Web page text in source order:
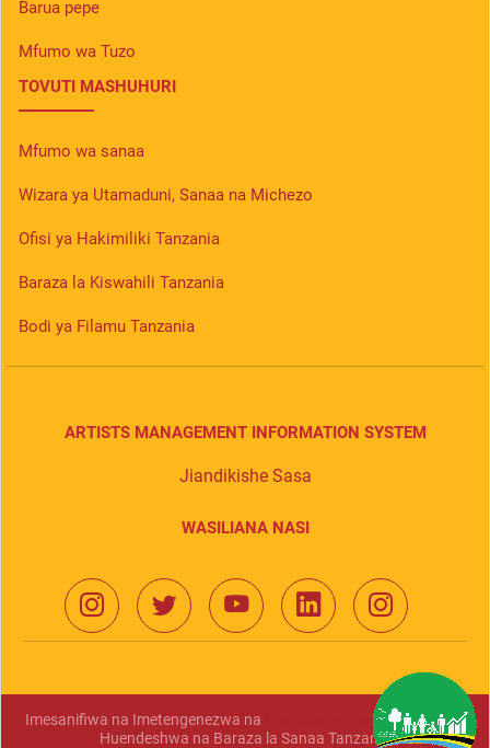
Barua pepe
Mfumo wa Tuzo
TOVUTI MASHUHURI
Mfumo wa sanaa
Wizara ya Utamaduni, Sanaa na Michezo
Ofisi ya Hakimiliki Tanzania
Baraza la Kiswahili Tanzania
Bodi ya Filamu Tanzania
WASILIANA NASI
ARTISTS MANAGEMENT INFORMATION SYSTEM
Jiandikishe Sasa
Imesanifiwa na Imetengenezwa na
Mamlaka ya Serikali Mtandao
Huendeshwa na Baraza la Sanaa Tanzania